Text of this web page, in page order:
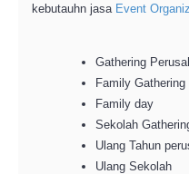
kebutauhn jasa Event
Gathering
Family Gathering
Family day
Sekolah
Ulang Tahun
Ulang Sekolah